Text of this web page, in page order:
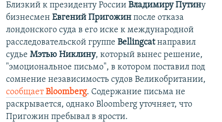
Близкий к президенту России Владимиру Путину
бизнесмен Евгений Пригожин после отказа
лондонского суда в его иске к международной
расследовательской группе Bellingcatнаправил
судье Мэтью Никлину, который вынес решение,
"эмоциональное письмо", в котором поставил под
сомнение независимость судов Великобритании,
сообщаетBloomberg. Содержание письма не
раскрывается, однако Bloomberg уточняет, что
Пригожин пребывал в ярости.